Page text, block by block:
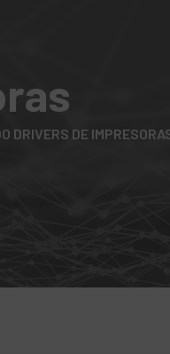
DRIVERS DE